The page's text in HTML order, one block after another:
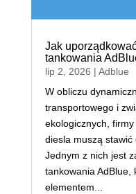
Jak
tankowania
lip 2, 2026 | Adblue
W obliczu
transportowego i
ekologicznych,
diesla muszą stawić
Jednym z nich jest
tankowania AdBlue,
elementem...